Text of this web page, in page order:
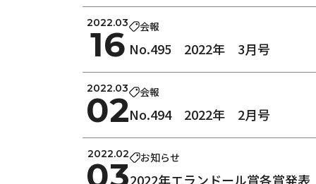
2022.03
16 会報
No.495 2022年 3月号
2022.03
02 会報
No.494 2022年 2月号
2022.02
03 お知らせ
2022年エランドール賞各賞発表